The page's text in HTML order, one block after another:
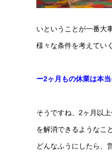
いということが一番大
様々な条件を考えてい
ー2ヶ月もの休業は本
そうですね、2ヶ月以
を解消できるようなこ
どんなふうにしたら、